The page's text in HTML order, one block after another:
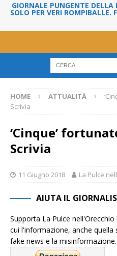
GIORNALE PUNGENTE
SOLO PER VERI
HOME ATTUALITÀ
Scrivia
‘Cinque’
Scrivia
11 Giugno 2018 La Pulce
AIUTA IL
Supporta La Pulce
cui l'informazione, anche
fake news e la misinformazione.